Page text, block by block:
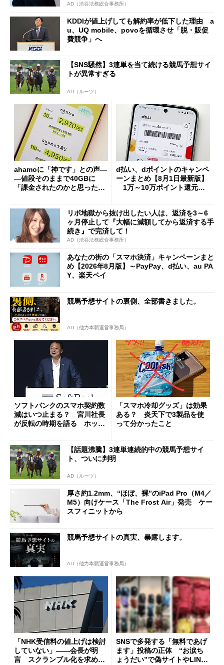
AD（渋谷法務総合事務所）
KDDIが値上げしても解約率が低下した理由 a
u、UQ mobile、povoを循環させ「脱・販促
費競争」へ
【SNS騒然】3連単を当て続ける競馬予想サイ
トが異常すぎる
AD（ルーツ）
ahamoに「神です」との声―
―値段そのままで40GBに
「課金されたのかと思った」
d払い、dポイントのキャンペ
ーンまとめ【8月1日最新版】
1万～10万ポイント還元の
リボ地獄から抜け出したい人は、返済を3～6
ヶ月停止して『大幅に減額してから返済する手
続き』で完済して！
AD（渋谷法務総合事務所）
あなたの街の「スマホ決済」キャンペーンまと
め【2026年8月版】～PayPay、d払い、au PA
Y、楽天ペイ
競馬予想サイトの裏側、全部書きました。
AD（他力本願運営事務局）
ソフトバンクのスマホ契約数
減はいつ止まる？ 宮川社長
が反転の時期を語る ホッピ
「スマホ冷却グッズ」は効果
ある？ 炎天下で3製品を使
って分かったこと
【話題沸騰】3連単連続的中の競馬予想サイ
ト、ついに判明
AD（ルーツ）
厚さ約1.2mm、“ほぼ、裸”のiPad Pro（M4／
M5）向けケース「The Frost Air」発売 ケー
スフィニットから
競馬予想サイトの真実、暴露します。
AD（他力本願運営事務局）
「NHK受信料の値上げは検討
していない」――会長が明
言 スクランブル化を求める
SNSで多発する「無料であげ
ます」投稿の正体 “お涙ち
ょうだい”で偽サイトやLINE